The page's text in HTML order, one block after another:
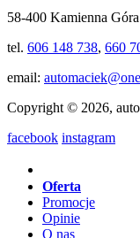
58-400 Kamienna Góra
tel. 606 148 738, 660
email:
Copyright © 2026,
facebook instagram
Oferta
Promocje
Opinie
O nas